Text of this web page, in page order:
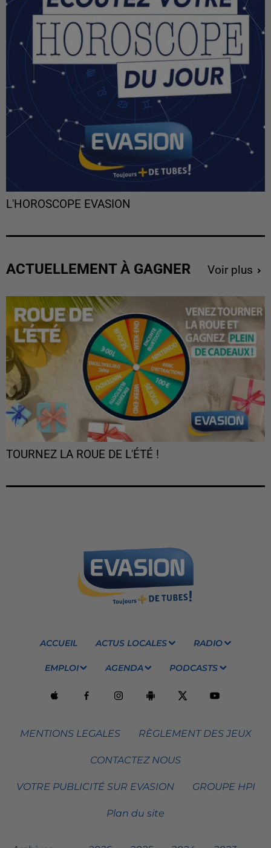
L'HOROSCOPE EVASION
ACTUELLEMENT À GAGNER Voir plus
TOURNEZ LA ROUE DE L'ÉTÉ !
ACCUEIL ACTUS LOCALES RADIO
EMPLOI AGENDA PODCASTS
MENTIONS LEGALES RÈGLEMENT DES JEUX
CONTACTEZ NOUS
VOTRE PUBLICITÉ SUR EVASION GROUPE HPI
Plan du site